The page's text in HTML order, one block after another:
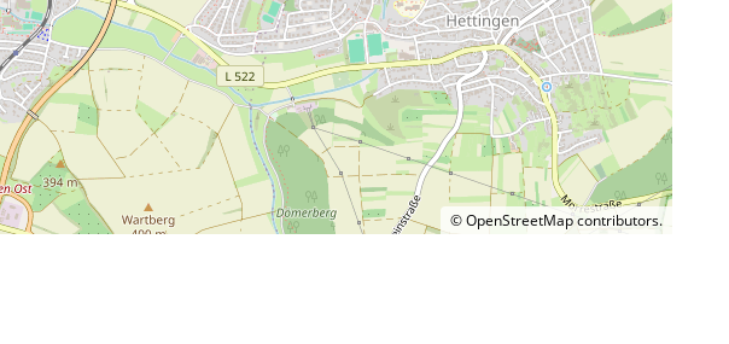
©OpenStreetMapcontributors.